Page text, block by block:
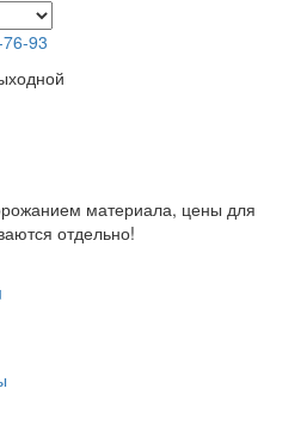
93
материала, цены для
отдельно!